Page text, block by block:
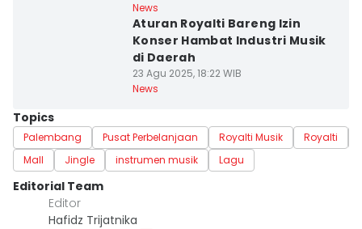
News
Aturan Royalti Bareng Izin
Konser Hambat Industri Musik
di Daerah
23 Agu 2025, 18:22 WIB
News
Topics
Palembang Pusat Perbelanjaan Royalti Musik Royalti
Mall
Jingle instrumen musik Lagu
Editorial Team
Editor
Hafidz Trijatnika